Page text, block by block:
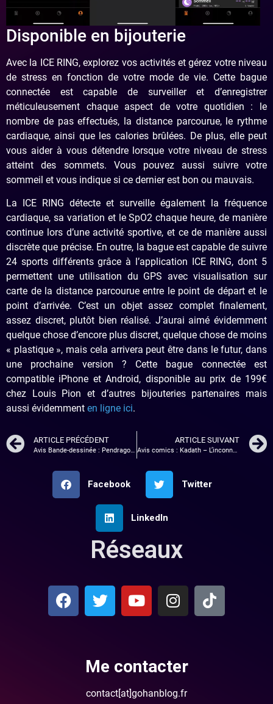
Disponible en bijouterie
Avec la ICE RING, explorez vos activités et gérez votre niveau
de stress en fonction de votre mode de vie. Cette bague
connectée est capable de surveiller et d’enregistrer
méticuleusement chaque aspect de votre quotidien : le
nombre de pas effectués, la distance parcourue, le rythme
cardiaque, ainsi que les calories brûlées. De plus, elle peut
vous aider à vous détendre lorsque votre niveau de stress
atteint des sommets. Vous pouvez aussi suivre votre
sommeil et vous indique si ce dernier est bon ou mauvais.
La ICE RING détecte et surveille également la fréquence
cardiaque, sa variation et le SpO2 chaque heure, de manière
continue lors d’une activité sportive, et ce de manière aussi
discrète que précise. En outre, la bague est capable de suivre
24 sports différents grâce à l’application ICE RING, dont 5
permettent une utilisation du GPS avec visualisation sur
carte de la distance parcourue entre le point de départ et le
point d’arrivée. C’est un objet assez complet finalement,
assez discret, plutôt bien réalisé. J’aurai aimé évidemment
quelque chose d’encore plus discret, quelque chose de moins
« plastique », mais cela arrivera peut être dans le futur, dans
une prochaine version ? Cette bague connectée est
compatible iPhone et Android, disponible au prix de 199€
chez Louis Pion et d’autres bijouteries partenaires mais
aussi évidemment en ligne ici.
ARTICLE PRÉCÉDENT
Avis Bande-dessinée : Pendragon, l’épée perdue tome 1
ARTICLE SUIVANT
Avis comics : Kadath – L’inconnue. Une BD Lovecraftienne !!!
Facebook Twitter
LinkedIn
Réseaux
Me contacter
contact[at]gohanblog.fr